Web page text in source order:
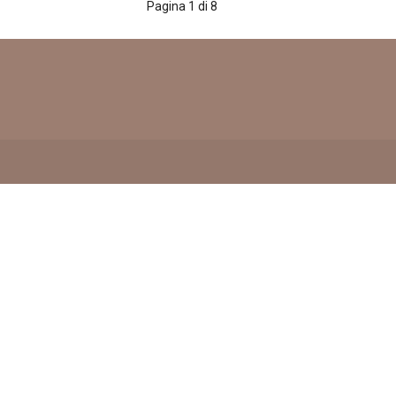
Pagina 1 di 8